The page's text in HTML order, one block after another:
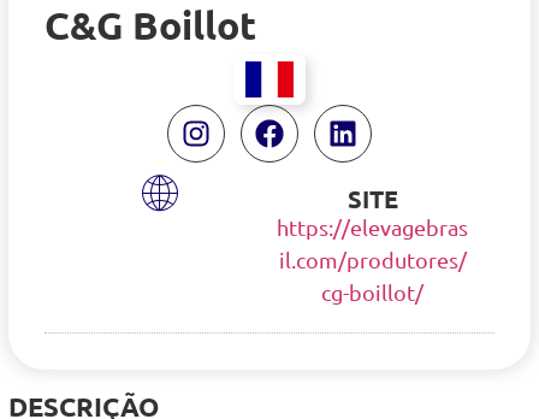
DESCRIÇÃO
C&G Boillot
SITE
https://elevagebras
il.com/produtores/
cg-boillot/